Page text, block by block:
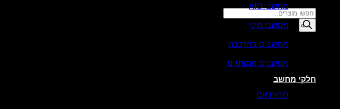
Products
search
סל קניות
מחשבי AIO
מחשבי מיני
מחשבים בהרכבה
מחשבים ממותגים
חלקי מחשב
לוחות אם